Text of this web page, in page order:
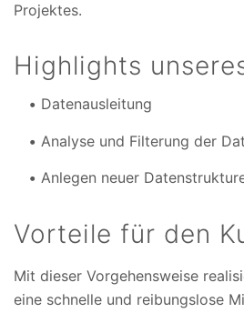
Projektes.
Highlights
Datenausleitung
Analyse und Filterung der
Anlegen neuer
Vorteile für den
Mit dieser Vorgehensweise
eine schnelle und reibungslose